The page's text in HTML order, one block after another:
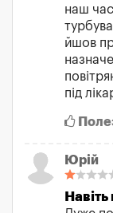
наш
йшов
під
Юрій